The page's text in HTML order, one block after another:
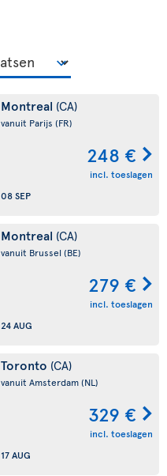
Montreal (CA)
vanuit Parijs (FR)
248 €
incl. toeslagen
08 SEP
Montreal (CA)
vanuit Brussel (BE)
279 €
incl. toeslagen
24 AUG
Toronto (CA)
vanuit Amsterdam(NL)
329 €
incl. toeslagen
17 AUG